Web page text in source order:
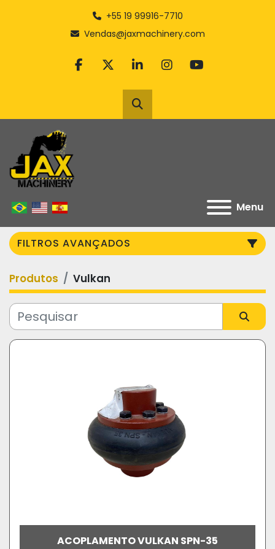
+55 19 99916-7710
Vendas@jaxmachinery.com
facebook
twitterlinkedininstagram
youtube
Pesquisar
Menu
FILTROS AVANÇADOS
Categoria
Fabricante
Produtos Vulkan
ACOPLAMENTO VULKAN SPN-35